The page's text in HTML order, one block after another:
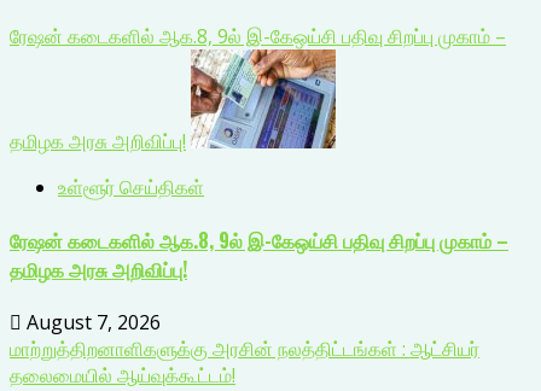
ரேஷன் கடைகளில் ஆக.8, 9ல் இ-கேஒய்சி பதிவு சிறப்பு முகாம் –
தமிழக அரசு அறிவிப்பு!
உள்ளூர் செய்திகள்
ரேஷன் கடைகளில் ஆக.8, 9ல் இ-கேஒய்சி பதிவு சிறப்பு முகாம் –
தமிழக அரசு அறிவிப்பு!
August 7, 2026
மாற்றுத்திறனாளிகளுக்கு அரசின் நலத்திட்டங்கள் : ஆட்சியர்
தலைமையில் ஆய்வுக்கூட்டம்!